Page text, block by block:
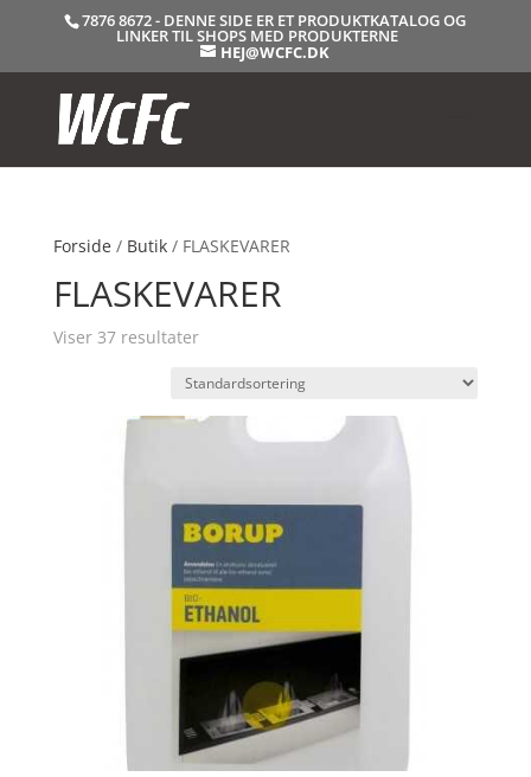
7876 8672 - DENNE SIDE ER ET PRODUKTKATALOG OG
LINKER TIL SHOPS MED PRODUKTERNE
HEJ@WCFC.DK
Forside/ Butik/ FLASKEVARER
FLASKEVARER
Viser 37 resultater